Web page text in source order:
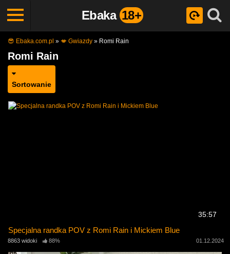
Ebaka 18+
😎 Ebaka.com.pl » 💋 Gwiazdy » Romi Rain
Romi Rain
Sortowanie
35:57
Specjalna randka POV z Romi Rain i Mickiem Blue
8863 widoki 88% 01.12.2024